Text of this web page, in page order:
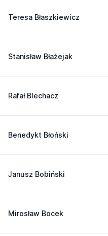
Teresa Błaszkiewicz
Stanisław Błażejak
Rafał Blechacz
Benedykt Błoński
Janusz Bobiński
Mirosław Bocek